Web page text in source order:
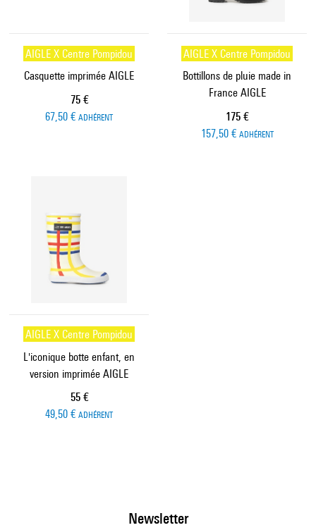
AIGLE X Centre Pompidou
Casquette imprimée AIGLE
Prix ​​actuel
75 €
67,50 € ADHÉRENT
AIGLE X Centre Pompidou
Bottillons de pluie made in
France AIGLE
Prix ​​actuel
175 €
157,50 € ADHÉRENT
AIGLE X Centre Pompidou
L'iconique botte enfant, en
version imprimée AIGLE
Prix ​​actuel
55 €
49,50 € ADHÉRENT
Newsletter